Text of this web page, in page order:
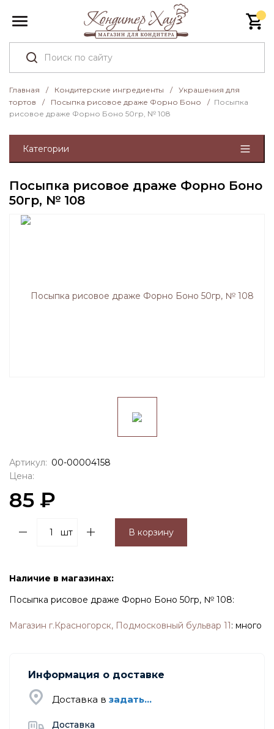
Главная / Кондитерские ингредиенты /
Украшения для
тортов
/ Посыпка рисовое драже Форно Боно / Посыпка
рисовое драже Форно Боно 50гр, № 108
Категории
Посыпка рисовое драже Форно Боно
50гр, № 108
Артикул: 00-00004158
Цена:
85 ₽
шт В корзину
Наличие в магазинах:
Посыпка рисовое драже Форно Боно 50гр, № 108:
Магазин г.Красногорск, Подмосковный бульвар 11: много
Информация о доставке
Доставка в задать...
Доставка